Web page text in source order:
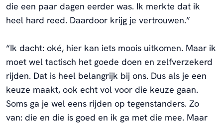
die een paar dagen eerder was. Ik merkte dat ik
heel hard reed. Daardoor krijg je vertrouwen.”
“Ik dacht: oké, hier kan iets moois uitkomen. Maar ik
moet wel tactisch het goede doen en zelfverzekerd
rijden. Dat is heel belangrijk bij ons. Dus als je een
keuze maakt, ook echt vol voor die keuze gaan.
Soms ga je wel eens rijden op tegenstanders. Zo
van: die en die is goed en ik ga met die mee. Maar